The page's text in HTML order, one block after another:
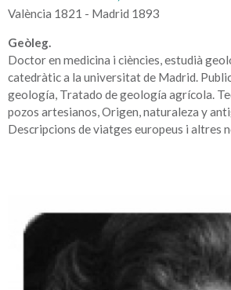
València 1821 - Madrid 1893
Geòleg.
Doctor en medicina i ciències, estudià
catedràtic a la universitat de Madrid.
geología, Tratado de geología agrícola.
pozos artesianos, Origen, naturaleza y
Descripcions de viatges europeus i altres